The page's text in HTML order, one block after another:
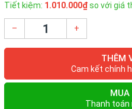
Tiết kiệm: 1.010.000₫so với giá
– +
THÊM
Cam kết chính
MUA
Thanh toán